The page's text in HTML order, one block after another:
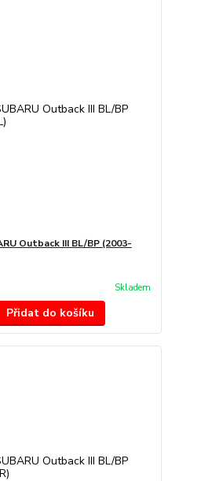
Outback III BL/BP (2003-
Skladem
Přidat do košíku